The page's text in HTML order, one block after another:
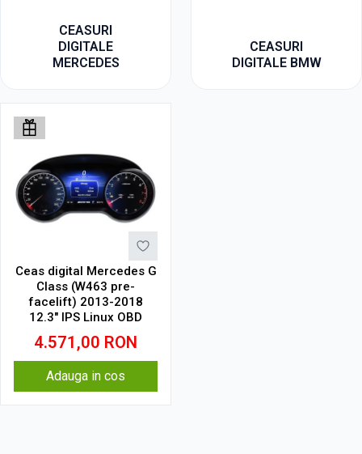
CEASURI
DIGITALE
MERCEDES
CEASURI
DIGITALE BMW
Ceas digital Mercedes G
Class (W463 pre-
facelift) 2013-2018
12.3" IPS Linux OBD
4.571,00 RON
Adauga in cos